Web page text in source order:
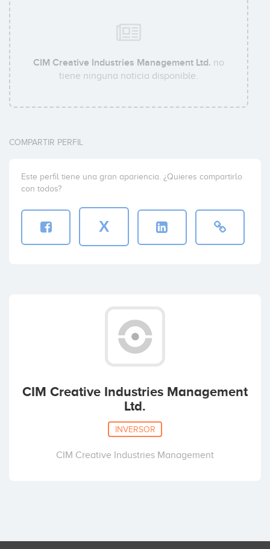
CIM Creative Industries Management Ltd. no
tiene ninguna noticia disponible.
COMPARTIR PERFIL
Este perfil tiene una gran apariencia. ¿Quieres compartirlo
con todos?
X
CIM Creative Industries Management
Ltd.
INVERSOR
CIM Creative Industries Management